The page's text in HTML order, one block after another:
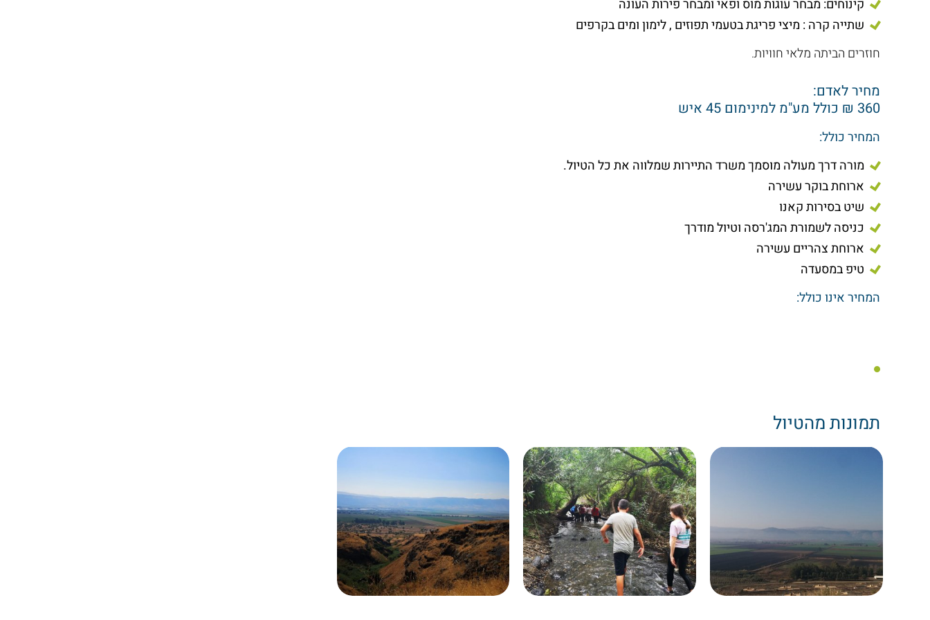
קינוחים: מבחר עוגות מוס ופאי ומבחר פירות העונה
שתייה קרה : מיצי פריגת בטעמי תפוזים , לימון ומים בקרפים
חוזרים הביתה מלאי חוויות.
מחיר לאדם:
360 ₪ כולל מע"מ למינימום 45 איש
המחיר כולל:
מורה דרך מעולה מוסמך משרד התיירות שמלווה את כל הטיול.
ארוחת בוקר עשירה
שיט בסירות קאנו
כניסה לשמורת המג'רסה וטיול מודרך
ארוחת צהריים עשירה
טיפ במסעדה
המחיר אינו כולל:
תמונות מהטיול